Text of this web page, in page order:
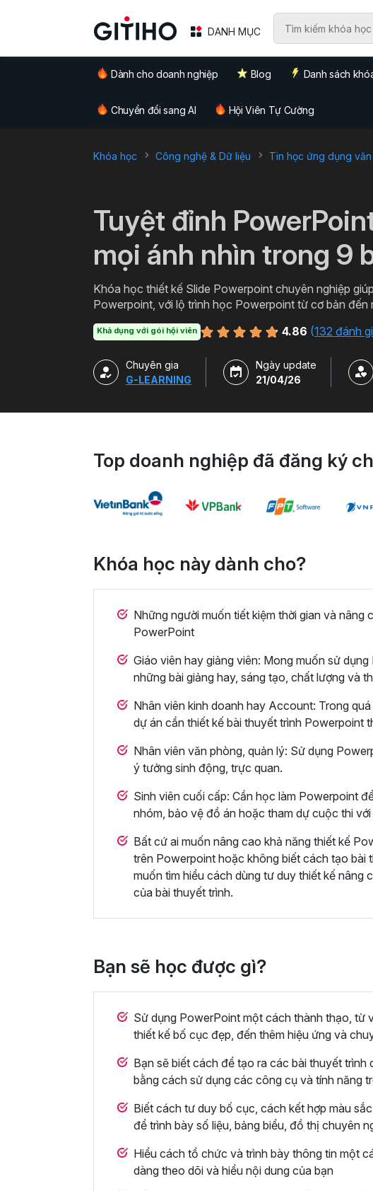
DANH MỤC
Dành cho doanh nghiệp Blog Danh sách
Chuyển đổi sang AI Hội Viên Tự Cường
Khóa học Công nghệ & Dữ liệu Tin học ứng dụng
Tuyệt đỉnh
mọi ánh nhìn trong 9
Khóa học thiết kế Slide Powerpoint chuyên nghiệp
Powerpoint, với lộ trình học Powerpoint từ cơ bản
ở nhiều chủ đề và lĩnh vực khác nhau.
Khả dụng với gói hội viên 4.86 (132 đánh
Chuyên gia
G-LEARNING
Ngày update
21/04/26
Top doanh nghiệp đã đăng ký
Khóa học này dành cho?
Những người muốn tiết kiệm thời gian và nâng
PowerPoint
Giáo viên hay giảng viên: Mong muốn sử
những bài giảng hay, sáng tạo, chất lượng và
Nhân viên kinh doanh hay Account: Trong
dự án cần thiết kế bài thuyết trình Powerpoint
Nhân viên văn phòng, quản lý: Sử dụng
ý tưởng sinh động, trực quan.
Sinh viên cuối cấp: Cần học làm Powerpoint
nhóm, bảo vệ đồ án hoặc tham dự cuộc thi
Bất cứ ai muốn nâng cao khả năng thiết kế
trên Powerpoint hoặc không biết cách tạo bài
muốn tìm hiểu cách dùng tư duy thiết kế nâng
của bài thuyết trình.
Bạn sẽ học được gì?
Sử dụng PowerPoint một cách thành thạo, từ
thiết kế bố cục đẹp, đến thêm hiệu ứng và
Bạn sẽ biết cách để tạo ra các bài thuyết trình
bằng cách sử dụng các công cụ và tính năng
Biết cách tư duy bố cục, cách kết hợp màu
để trình bày số liệu, bảng biểu, đồ thị chuyên
Hiểu cách tổ chức và trình bày thông tin một
dàng theo dõi và hiểu nội dung của bạn